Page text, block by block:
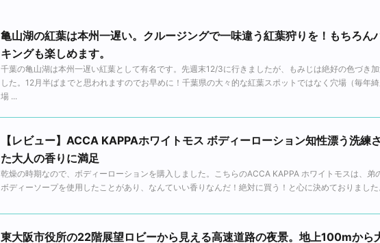
亀山湖の紅葉は本州一遅い。クルージングで一味違う紅葉狩りを！もちろん
キングも楽しめます。
千葉の亀山湖は本州一遅い紅葉として有名です。先週末12/3に行きましたが、もみじは絶好の色づき
した。12月半ばまでと思われますのでお早めに！千葉県の大々的な紅葉スポットではなく穴場（毎年
場 ...
【レビュー】ACCA KAPPAホワイトモス ボディーローション知性漂う洗練
た大人の香りに満足
乾燥の時期なので、ボディーローションを購入しました。こちらのACCA KAPPA ホワイトモスは、弟
ボディーソープを使用したことがあり、なんていい香りなんだ！絶対に買う！と心に決めておりました
東大阪市役所の22階展望ロビーから見える高速道路の夜景。地上100mから